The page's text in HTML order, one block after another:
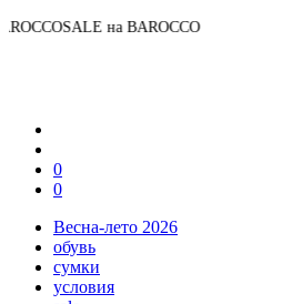
SALE на BAROCCO SALE
0
0
Весна-лето 2026
обувь
сумки
условия